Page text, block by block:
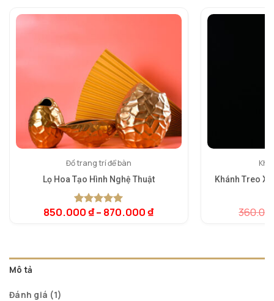
Đồ trang trí để bàn
Lọ Hoa Tạo Hình Nghệ Thuật
5.00trên 5
1
850.000₫– 870.000₫
Khánh Treo
Mô tả
Đánh giá (1)